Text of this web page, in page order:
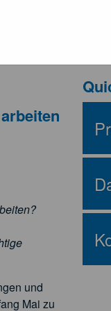
und
Mai zu